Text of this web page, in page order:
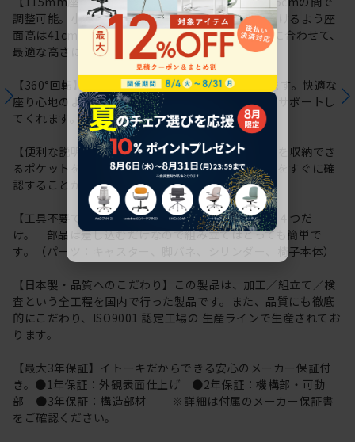
調整可能。小柄な体格の方でも快適にお座りいただけるよう座
面高は41cmから調整可能です。利用シーンや体格に合わせて、
最適な高さに調整いただけます。
【360°回転】座ったままくるっと向きを変えられます。快適な
座り心地のよさで長時間のデスクワークもしっかりサポートし
てくれます。
【便利な説明書収納ポケット】座面裏に取扱説明書を収納でき
るポケットを用意しています。操作方法や各種情報をすぐに確
認することができるので便利です。
【工具不要でかんたん組み立て】パーツはたったの４つだ
け。 部品は差し込むだけなので組み立てはとっても簡単で
す。（パーツ：キャスター、脚バネ、シリンダー、椅子本体）
【日本製・品質へのこだわり】この製品は、加工／組立て／検
査という全工程を国内で行った製品です。また、品質にも徹底
的にこだわり、ISO9001 認定工場の 生産ラインで生産されてお
ります。
【最大3年保証】イトーキだからできる安心のメーカー保証付
き。●1年保証：外観表面仕上げ ●2年保証：機構部・可動
部 ●3年保証：構造部材 ※詳細は付属のメーカー保証書
をご確認ください。